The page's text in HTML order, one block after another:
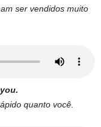
ser vendidos muito
quanto você.